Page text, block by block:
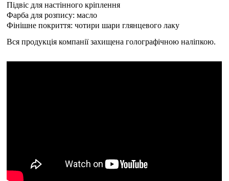
Підвіс для настінного кріплення
Фарба для розпису: масло
Фінішне покриття: чотири шари глянцевого лаку
Вся продукція компанії захищена голографічною наліпкою.